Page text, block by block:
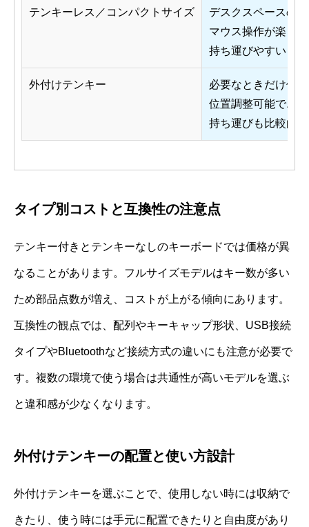
テンキーレス／コンパクトサイズ
デスクスペースの
マウス操作が楽
持ち運びやすい
外付けテンキー
必要なときだけ使
位置調整可能でエ
持ち運びも比較的
タイプ別コストと互換性の注意点
テンキー付きとテンキーなしのキーボードでは価格が異
なることがあります。フルサイズモデルはキー数が多い
ため部品点数が増え、コストが上がる傾向にあります。
互換性の観点では、配列やキーキャップ形状、USB接続
タイプやBluetoothなど接続方式の違いにも注意が必要で
す。複数の環境で使う場合は共通性が高いモデルを選ぶ
と違和感が少なくなります。
外付けテンキーの配置と使い方設計
外付けテンキーを選ぶことで、使用しない時には収納で
きたり、使う時には手元に配置できたりと自由度があり